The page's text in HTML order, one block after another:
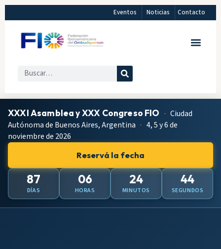
Eventos Noticias Contacto
XXXI Asamblea y XXX Congreso FIO · Ciudad
Autónoma de Buenos Aires, Argentina · 4, 5 y 6 de
noviembre de 2026
Reservá la fecha
87
DÍAS
06
HORAS
24
MINUTOS
43
SEGUNDOS